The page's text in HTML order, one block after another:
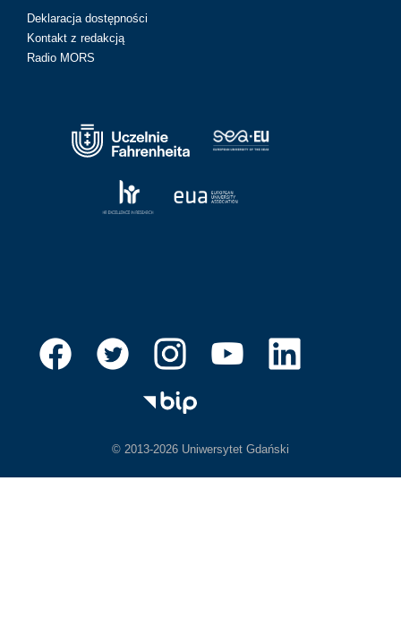
Deklaracja dostępności
Kontakt z redakcją
Radio MORS
© 2013-2026 Uniwersytet Gdański